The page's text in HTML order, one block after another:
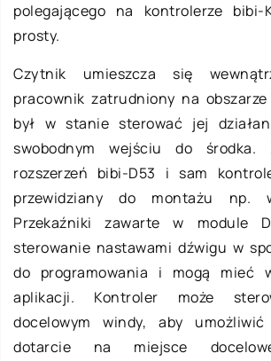
polegającego na kontrolerze bibi-
prosty.
Czytnik umieszcza się
pracownik zatrudniony na
był w stanie sterować jej
swobodnym wejściu do środka.
rozszerzeń bibi-D53 i sam
przewidziany do montażu np.
Przekaźniki zawarte w module
sterowanie nastawami dźwigu w
do programowania i mogą mieć
aplikacji. Kontroler może
docelowym windy, aby umożliwić
dotarcie na miejsce